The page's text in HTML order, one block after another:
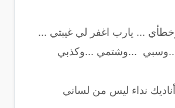
... يارب اغفر لي غيبتي ...
...وشتمي ...وكذبي
نداء ليس من لساني